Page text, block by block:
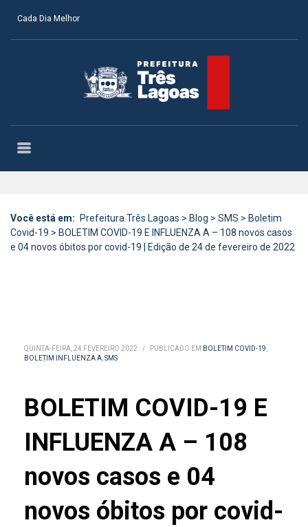
Cada Dia Melhor
Você está em: Prefeitura Três Lagoas > Blog > SMS > Boletim
Covid-19 > BOLETIM COVID-19 E INFLUENZA A – 108 novos casos
e 04 novos óbitos por covid-19 | Edição de 24 de fevereiro de 2022
QUINTA-FEIRA, 24 FEVEREIRO 2022 / PUBLICADO EM BOLETIM COVID-19,
BOLETIM INFLUENZA A,SMS
BOLETIM COVID-19 E
INFLUENZA A – 108
novos casos e 04
novos óbitos por covid-